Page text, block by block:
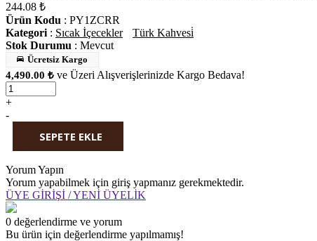
244.08 ₺
Ürün Kodu : PY1ZCRR
Kategori : Sıcak İçecekler
Türk Kahvesi̇
Stok Durumu : Mevcut
Ücretsiz Kargo
4,490.00 ₺ ve Üzeri Alışverişlerinizde Kargo Bedava!
+
-
SEPETE EKLE
Yorum Yapın
Yorum yapabilmek için giriş yapmanız gerekmektedir.
ÜYE GİRİŞİ / YENİ ÜYELİK
0 değerlendirme ve yorum
Bu ürün için değerlendirme yapılmamış!